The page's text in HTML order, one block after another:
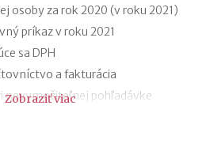
osoby za rok 2020 (v roku 2021)
príkaz v roku 2021
sa DPH
a fakturácia
nevymožiteľnej pohľadávke
Zobraziť viac